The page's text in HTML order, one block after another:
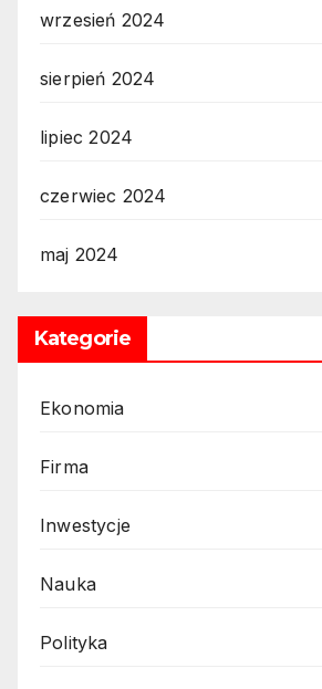
wrzesień 2024
sierpień 2024
lipiec 2024
czerwiec 2024
maj 2024
Kategorie
Ekonomia
Firma
Inwestycje
Nauka
Polityka